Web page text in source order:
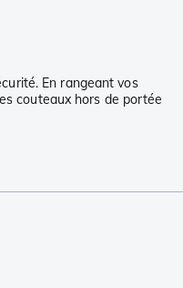
En rangeant vos
couteaux hors de portée